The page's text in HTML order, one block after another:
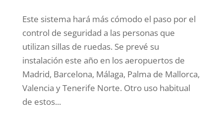
Este sistema hará más cómodo el paso por el
control de seguridad a las personas que
utilizan sillas de ruedas. Se prevé su
instalación este año en los aeropuertos de
Madrid, Barcelona, Málaga, Palma de Mallorca,
Valencia y Tenerife Norte. Otro uso habitual
de estos...